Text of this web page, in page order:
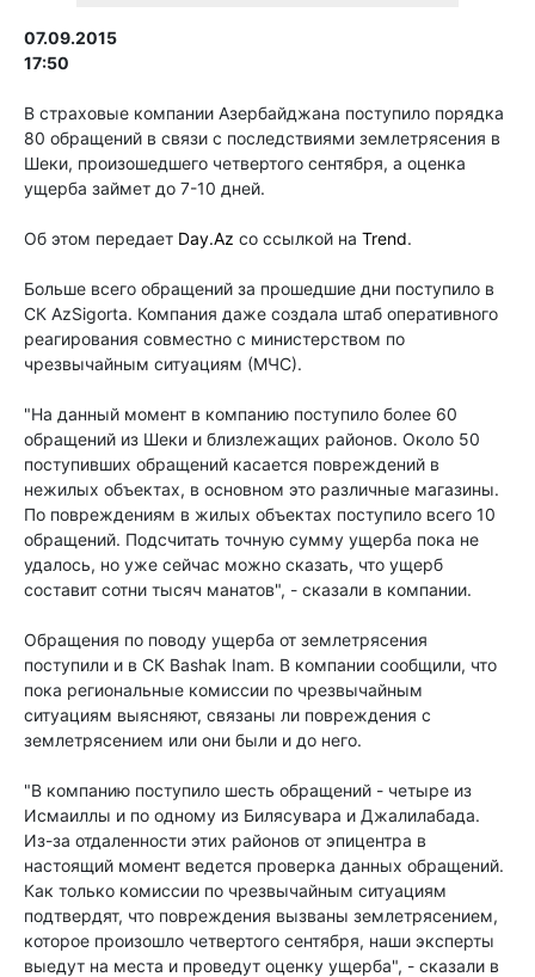
07.09.2015
17:50
В страховые компании Азербайджана поступило порядка
80 обращений в связи с последствиями землетрясения в
Шеки, произошедшего четвертого сентября, а оценка
ущерба займет до 7-10 дней.
Об этом передает Day.Az со ссылкой на Trend.
Больше всего обращений за прошедшие дни поступило в
СК AzSigorta. Компания даже создала штаб оперативного
реагирования совместно с министерством по
чрезвычайным ситуациям (МЧС).
"На данный момент в компанию поступило более 60
обращений из Шеки и близлежащих районов. Около 50
поступивших обращений касается повреждений в
нежилых объектах, в основном это различные магазины.
По повреждениям в жилых объектах поступило всего 10
обращений. Подсчитать точную сумму ущерба пока не
удалось, но уже сейчас можно сказать, что ущерб
составит сотни тысяч манатов", - сказали в компании.
Обращения по поводу ущерба от землетрясения
поступили и в СК Bashak Inam. В компании сообщили, что
пока региональные комиссии по чрезвычайным
ситуациям выясняют, связаны ли повреждения с
землетрясением или они были и до него.
"В компанию поступило шесть обращений - четыре из
Исмаиллы и по одному из Билясувара и Джалилабада.
Из-за отдаленности этих районов от эпицентра в
настоящий момент ведется проверка данных обращений.
Как только комиссии по чрезвычайным ситуациям
подтвердят, что повреждения вызваны землетрясением,
которое произошло четвертого сентября, наши эксперты
выедут на места и проведут оценку ущерба", - сказали в